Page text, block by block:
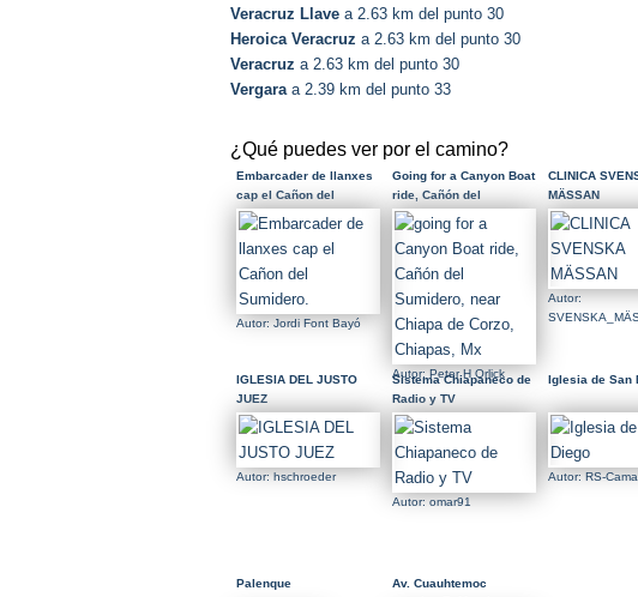
Veracruz Llave a 2.63 km del punto 30
Heroica Veracruz a 2.63 km del punto 30
Veracruz a 2.63 km del punto 30
Vergaraa 2.39 km del punto 33
¿Qué puedes ver por el camino?
Embarcader de llanxes
cap el Cañon del
Sumidero.
Autor: Jordi Font Bayó
Going for a Canyon Boat
ride, Cañón del
Sumidero, near Chiapa
de Corzo, Chiapas, Mx
Autor: Peter H Orlick
CLINICA
MÄSSAN
Autor:
IGLESIA DEL JUSTO
JUEZ
Autor: hschroeder
Sistema Chiapaneco de
Radio y TV
Autor: omar91
Iglesia de San
Autor: RS-
Palenque
Av. Cuauhtemoc